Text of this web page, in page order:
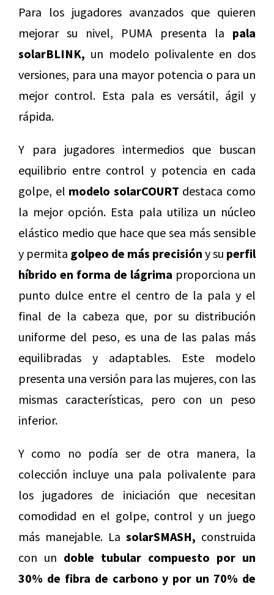
Para los jugadores avanzados que quieren
mejorar su nivel, PUMA presenta la pala
solarBLINK, un modelo polivalente en dos
versiones, para una mayor potencia o para un
mejor control. Esta pala es versátil, ágil y
rápida.
Y para jugadores intermedios que buscan
equilibrio entre control y potencia en cada
golpe, el modelo solarCOURT destaca como
la mejor opción. Esta pala utiliza un núcleo
elástico medio que hace que sea más sensible
y permita golpeo de más precisión y su perfil
híbrido en forma de lágrima proporciona un
punto dulce entre el centro de la pala y el
final de la cabeza que, por su distribución
uniforme del peso, es una de las palas más
equilibradas y adaptables. Este modelo
presenta una versión para las mujeres, con las
mismas características, pero con un peso
inferior.
Y como no podía ser de otra manera, la
colección incluye una pala polivalente para
los jugadores de iniciación que necesitan
comodidad en el golpe, control y un juego
más manejable. La solarSMASH, construida
con un doble tubular compuesto por un
30% de fibra de carbono y por un 70% de